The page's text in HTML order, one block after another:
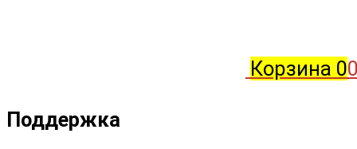
Корзина 0
Поддержка